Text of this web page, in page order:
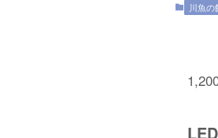
川魚の